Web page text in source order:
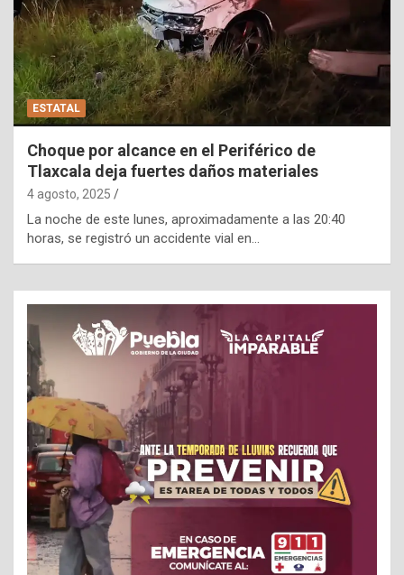
ESTATAL
Choque por alcance en el Periférico de
Tlaxcala deja fuertes daños materiales
4 agosto, 2025
La noche de este lunes, aproximadamente a las 20:40
horas, se registró un accidente vial en…